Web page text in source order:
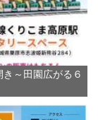
～田園広がる６